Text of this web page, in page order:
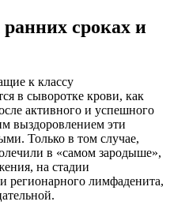
сроках и
к классу
в сыворотке крови, как
активного и успешного
выздоровлением эти
Только в том случае,
в «самом зародыше»,
на стадии
регионарного лимфаденита,